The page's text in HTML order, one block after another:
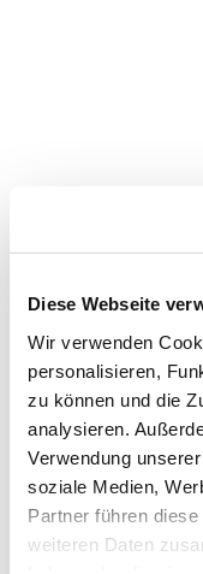
Diese Webseite
Wir verwenden
personalisieren,
zu können und die
analysieren.
Verwendung
soziale Medien,
Partner führen
weiteren Daten
Dies